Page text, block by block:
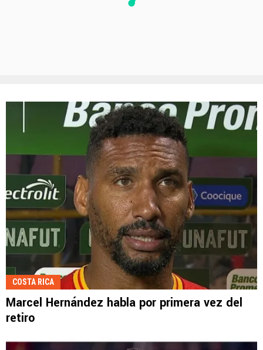
COSTA RICA
Marcel Hernández habla por primera vez del
retiro